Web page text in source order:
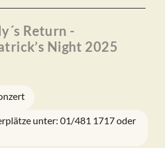
Return -
Night 2025
unter: 01/481 1717 oder